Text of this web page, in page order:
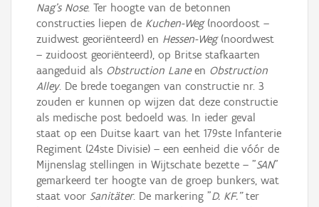
Nag’s Nose. Ter hoogte van de betonnen
constructies liepen de Kuchen-Weg(noordoost –
zuidwest georiënteerd) en Hessen-Weg(noordwest
– zuidoost georiënteerd), op Britse stafkaarten
aangeduid als Obstruction Laneen Obstruction
Alley. De brede toegangen van constructie nr. 3
zouden er kunnen op wijzen dat deze constructie
als medische post bedoeld was. In ieder geval
staat op een Duitse kaart van het 179ste Infanterie
Regiment (24ste Divisie) – een eenheid die vóór de
Mijnenslag stellingen in Wijtschate bezette – "SAN"
gemarkeerd ter hoogte van de groep bunkers, wat
staat voor Sanitäter. De markering "D. KF."ter